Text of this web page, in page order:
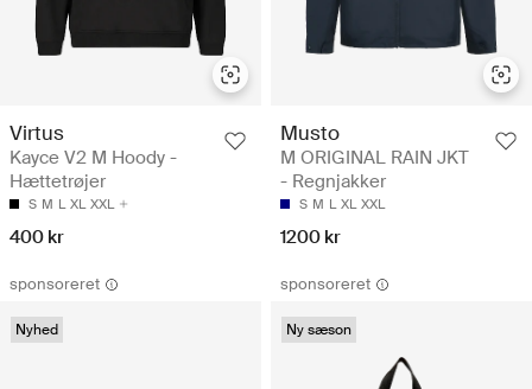
Virtus
Kayce V2 M Hoody -
Hættetrøjer
S M L XL XXL
400 kr
Musto
M ORIGINAL RAIN JKT
- Regnjakker
S M L XL XXL
1200 kr
sponsoreret
Nyhed
sponsoreret
Ny sæson